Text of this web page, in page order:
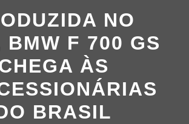
NO
BMW F 700 GS
ÀS
BRASIL